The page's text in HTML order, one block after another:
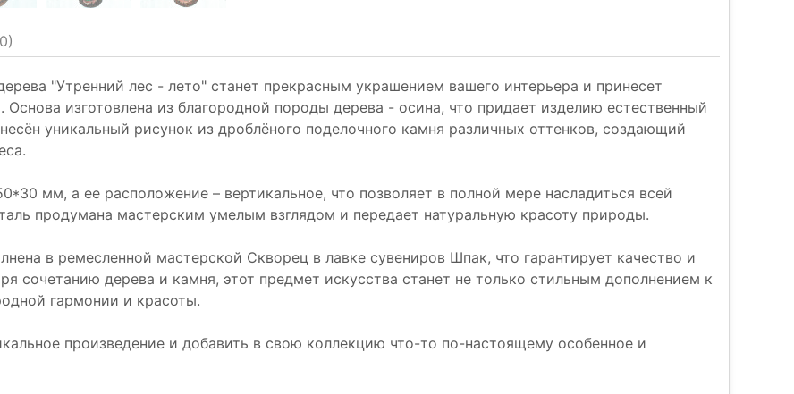
0)
"Утренний лес - лето" станет прекрасным украшением вашего интерьера и принесет
изготовлена из благородной породы дерева - осина, что придает изделию естественный
уникальный рисунок из дроблёного поделочного камня различных оттенков, создающий
мм, а ее расположение – вертикальное, что позволяет в полной мере насладиться всей
продумана мастерским умелым взглядом и передает натуральную красоту природы.
в ремесленной мастерской Скворец в лавке сувениров Шпак, что гарантирует качество и
сочетанию дерева и камня, этот предмет искусства станет не только стильным дополнением к
гармонии и красоты.
произведение и добавить в свою коллекцию что-то по-настоящему особенное и